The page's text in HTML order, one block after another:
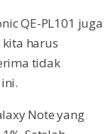
QE-PL101 juga
harus
tidak
Note yang